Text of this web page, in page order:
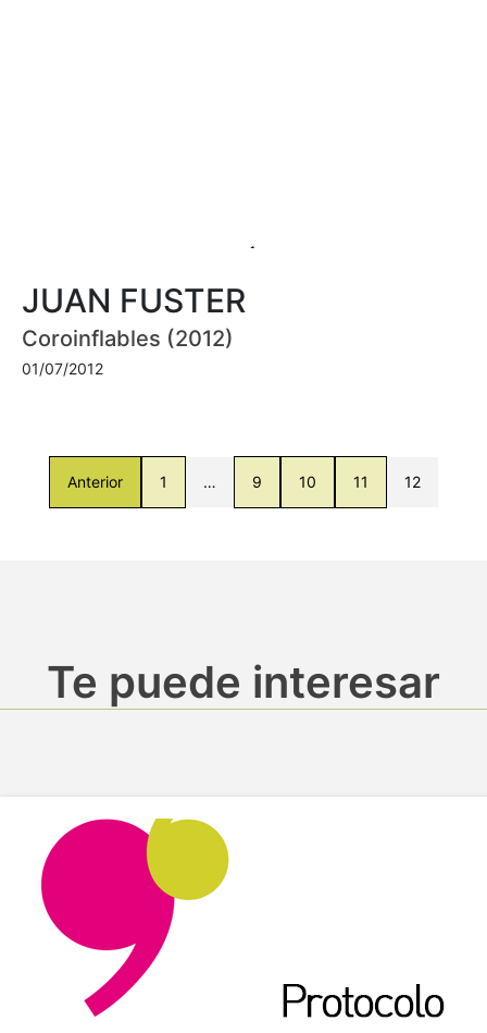
JUAN FUSTER
Coroinflables (2012)
01/07/2012
Anterior 1 … 9 10 11 12
Te puede interesar